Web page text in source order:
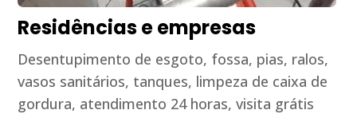
Residências e empresas
Desentupimento de esgoto, fossa, pias, ralos,
vasos sanitários, tanques, limpeza de caixa de
gordura, atendimento 24 horas, visita grátis